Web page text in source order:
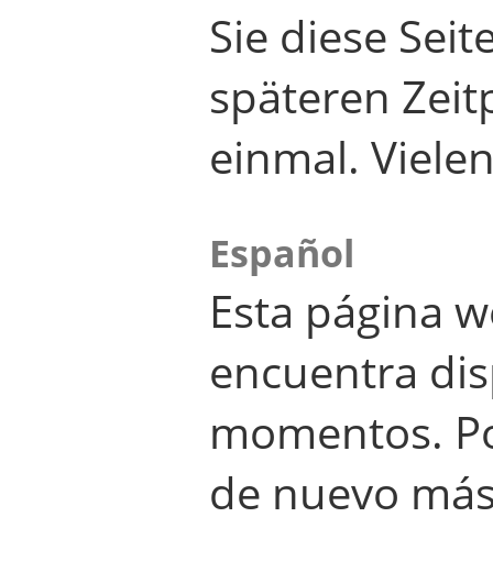
Sie diese
späteren
einmal.
Español
Esta página
encuentra
momentos.
de nuevo